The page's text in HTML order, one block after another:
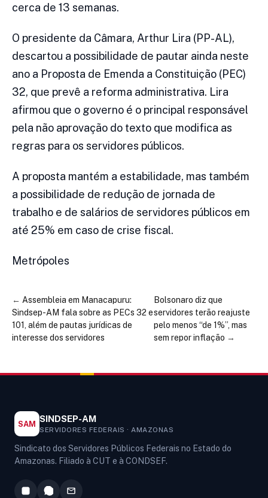
cerca de 13 semanas.
O presidente da Câmara, Arthur Lira (PP-AL),
descartou a possibilidade de pautar ainda neste
ano a Proposta de Emenda a Constituição (PEC)
32, que prevê a reforma administrativa. Lira
afirmou que o governo é o principal responsável
pela não aprovação do texto que modifica as
regras para os servidores públicos.
A proposta mantém a estabilidade, mas também
a possibilidade de redução de jornada de
trabalho e de salários de servidores públicos em
até 25% em caso de crise fiscal.
Metrópoles
← Assembleia em Manacapuru:
Sindsep-AM fala sobre as PECs 32 e
101, além de pautas jurídicas de
interesse dos servidores
Bolsonaro diz que
servidores terão reajuste
pelo menos “de 1%”, mas
sem repor inflação →
SAM SINDSEP-AM
SERVIDORES FEDERAIS · AMAZONAS
Sindicato dos Servidores Públicos Federais no Estado do
Amazonas. Filiado à CUT e à CONDSEF.